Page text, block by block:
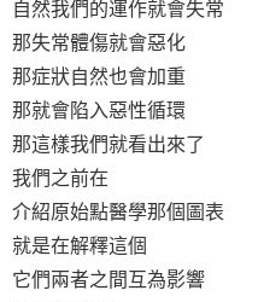
自然我們的運作就會失常
那失常體傷就會惡化
那症狀自然也會加重
那就會陷入惡性循環
那這樣我們就看出來了
我們之前在
介紹原始點醫學那個圖表
就是在解釋這個
它們兩者之間互為影響